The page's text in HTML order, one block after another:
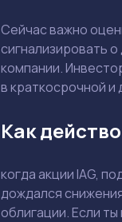
Сейчас важно
сигнализировать
компании.
в краткосрочной
Как
когда акции IAG,
дождался
облигации. Если